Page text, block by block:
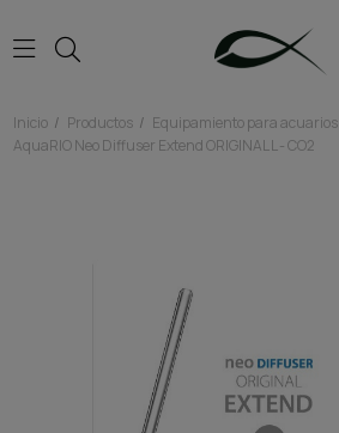
Inicio Productos Equipamiento para acuarios
AquaRIO Neo Diffuser Extend ORIGINAL L - CO2